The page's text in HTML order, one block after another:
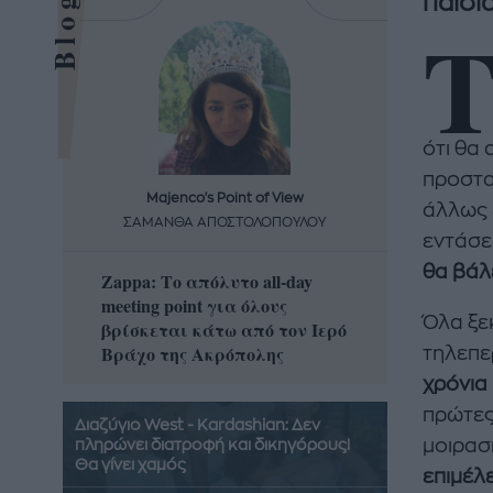
ότι θα
άλλως
θα
Όλα
χρόνια
Majenco's Point of View
ΣΑΜΑΝΘΑ ΑΠΟΣΤΟΛΟΠΟΥΛΟΥ
Zappa: Το απόλυτο all-day
meeting point για όλους
βρίσκεται κάτω από τον Ιερό
Βράχο της Ακρόπολης
Η
που θα
Διαζύγιο West - Kardashian: Δεν
πληρώνει διατροφή και δικηγόρους!
Θα γίνει χαμός